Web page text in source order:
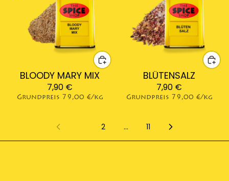
BLOODY MARY MIX
7,90 €
Grundpreis 79,00 €/kg
BLÜTENSALZ
7,90 €
Grundpreis 79,00 €/kg
2 … 11